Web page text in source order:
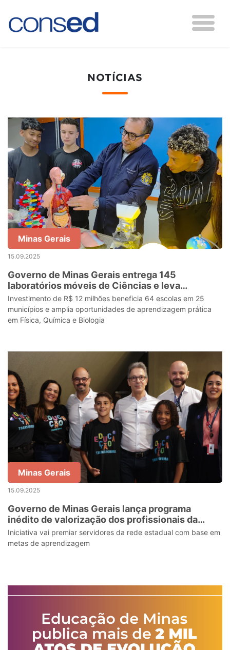
NOTÍCIAS
Minas Gerais
15.09.2025
Governo de Minas Gerais entrega 145
laboratórios móveis de Ciências e leva
inovação para salas de aula da rede estadual
Investimento de R$ 12 milhões beneficia 64 escolas em 25
municípios e amplia oportunidades de aprendizagem prática
em Física, Química e Biologia
Minas Gerais
15.09.2025
Governo de Minas Gerais lança programa
inédito de valorização dos profissionais da
Educação
Iniciativa vai premiar servidores da rede estadual com base em
metas de aprendizagem